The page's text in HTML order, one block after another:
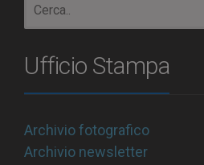
Ufficio Stampa
Archivio fotografico
Archivio newsletter